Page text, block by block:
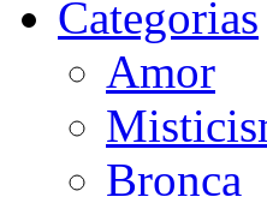
Categorias
Amor
Bronca